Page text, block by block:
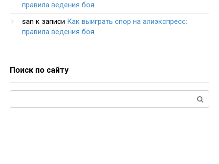
правила ведения боя
san к записи Как выиграть спор на алиэкспресс:
правила ведения боя
Поиск по сайту
Поиск: